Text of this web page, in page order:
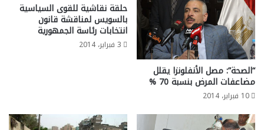
“الصحة”: مصل الأنفلونزا يقلل
مضاعفات المرض بنسبة 70 %
10 فبراير، 2014
حلقة نقاشية للقوى السياسية
بالسويس لمناقشة قانون
انتخابات رئاسة الجمهورية
3 فبراير، 2014